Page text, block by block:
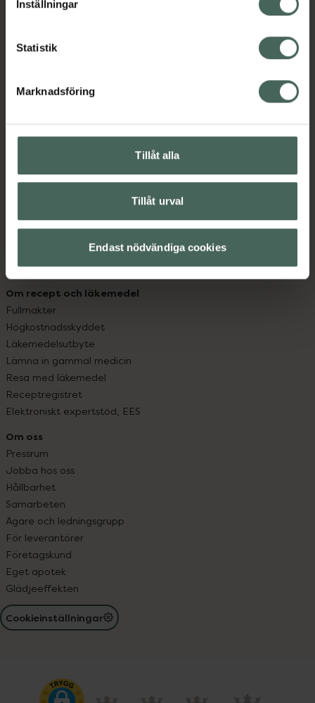
Inställningar
Statistik
Marknadsföring
Tillåt alla
Tillåt urval
Endast nödvändiga cookies
Kronans Apotek finns här för dig. Du hittar oss från Skåne i
datorn. Oavsett vem du är så är det vårt uppdrag att
hjälpa just dig att må lite bättre. Välkommen att prata
Handla tryggt
Leverans, betalning och retur
Kundklubb
Sajtens tillgänglighet
Köpvillkor
Om recept och läkemedel
Fullmakter
Högkostnadsskyddet
Läkemedelsutbyte
Lämna in gammal medicin
Resa med läkemedel
Receptregistret
Elektroniskt expertstöd, EES
Om oss
Pressrum
Jobba hos oss
Hållbarhet
Samarbeten
Ägare och ledningsgrupp
För leverantörer
Företagskund
Eget apotek
Glädjeeffekten
Cookieinställningar